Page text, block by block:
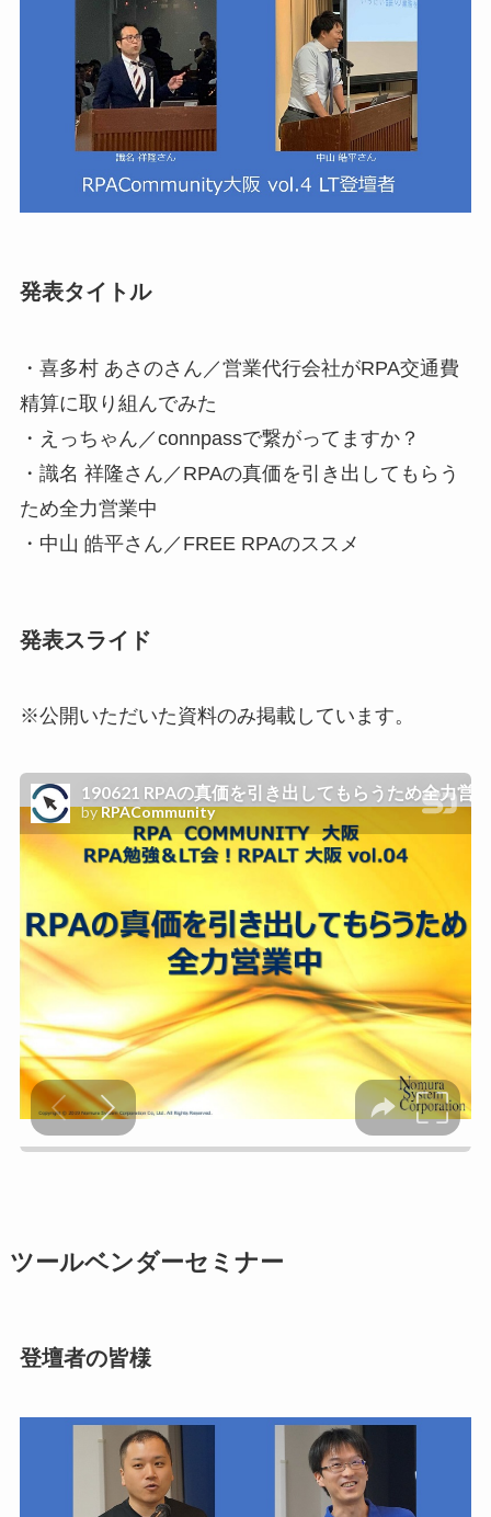
発表タイトル
・喜多村 あさのさん／営業代行会社がRPA交通費
精算に取り組んでみた
・えっちゃん／connpassで繋がってますか？
・識名 祥隆さん／RPAの真価を引き出してもらう
ため全力営業中
・中山 皓平さん／FREE RPAのススメ
発表スライド
※公開いただいた資料のみ掲載しています。
ツールベンダーセミナー
登壇者の皆様